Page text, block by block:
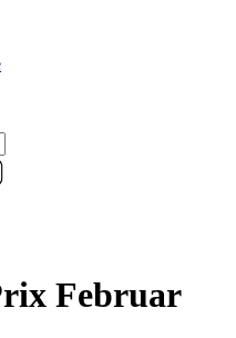
Februar